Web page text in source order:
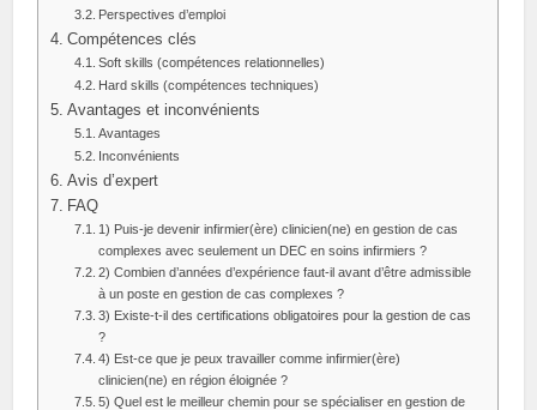
Perspectives d’emploi
Compétences clés
Soft skills (compétences relationnelles)
Hard skills (compétences techniques)
Avantages et inconvénients
Avantages
Inconvénients
Avis d’expert
FAQ
1) Puis-je devenir infirmier(ère) clinicien(ne) en gestion de cas
complexes avec seulement un DEC en soins infirmiers ?
2) Combien d’années d’expérience faut-il avant d’être admissible
à un poste en gestion de cas complexes ?
3) Existe-t-il des certifications obligatoires pour la gestion de cas
?
4) Est-ce que je peux travailler comme infirmier(ère)
clinicien(ne) en région éloignée ?
5) Quel est le meilleur chemin pour se spécialiser en gestion de